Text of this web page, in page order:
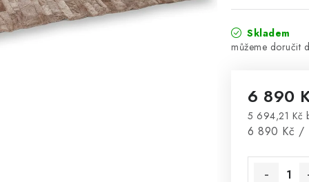
Skladem
6 890
5 694,21 Kč
Měrná cena:
6 890 Kč /